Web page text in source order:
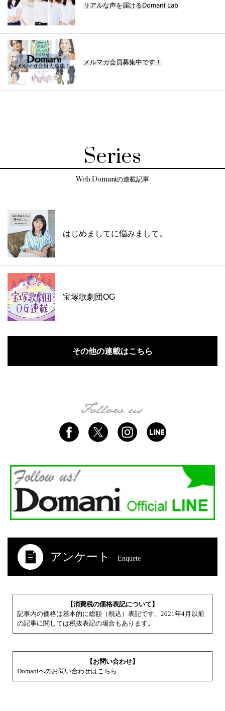
リアルな声を届けるDomani Lab
メルマガ会員募集中です！
Series
Web Domaniの連載記事
はじめましてに悩みまして。
宝塚歌劇団OG
その他の連載はこちら
アンケート Enquete
【消費税の価格表記について】
記事内の価格は基本的に総額（税込）表記です。2021年4月以前
の記事に関しては税抜表記の場合もあります。
【お問い合わせ】
Domaniへのお問い合わせはこちら